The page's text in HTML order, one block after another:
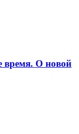
время. О новой